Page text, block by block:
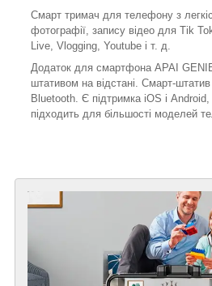
Смарт тримач для телефону з
фотографії, запису відео для Tik
Live, Vlogging, Youtube і т. д.
Додаток для смартфона APAI
штативом на відстані. Смарт-
Bluetooth. Є підтримка iOS і Android,
підходить для більшості моделей